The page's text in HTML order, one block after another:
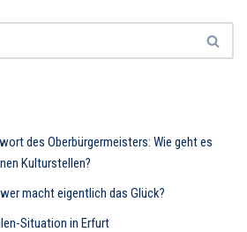
des Oberbürgermeisters: Wie geht es
Kulturstellen?
macht eigentlich das Glück?
Situation in Erfurt